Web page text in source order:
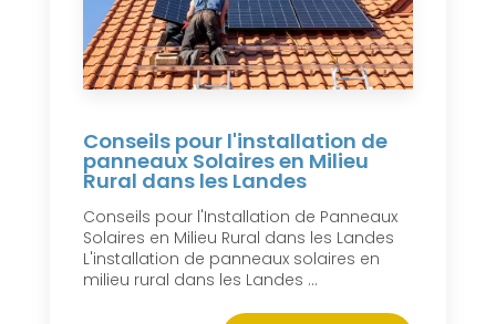
Conseils pour l'installation de
panneaux Solaires en Milieu
Rural dans les Landes
Conseils pour l'Installation de Panneaux
Solaires en Milieu Rural dans les Landes
L'installation de panneaux solaires en
milieu rural dans les Landes ...